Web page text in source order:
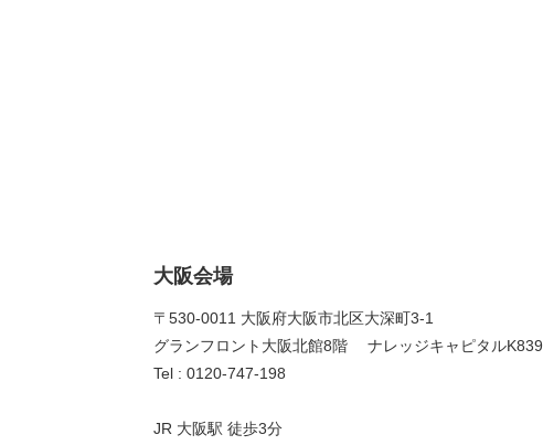
大阪会場
〒530-0011 大阪府大阪市北区大深町3-1
グランフロント大阪北館8階 ナレッジキャピタルK839
Tel : 0120-747-198
JR 大阪駅 徒歩3分